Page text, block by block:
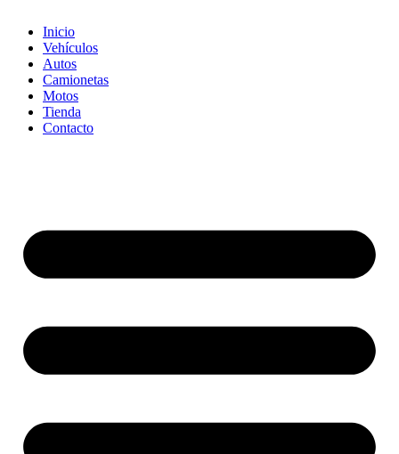
Inicio
Vehículos
Autos
Camionetas
Motos
Tienda
Contacto